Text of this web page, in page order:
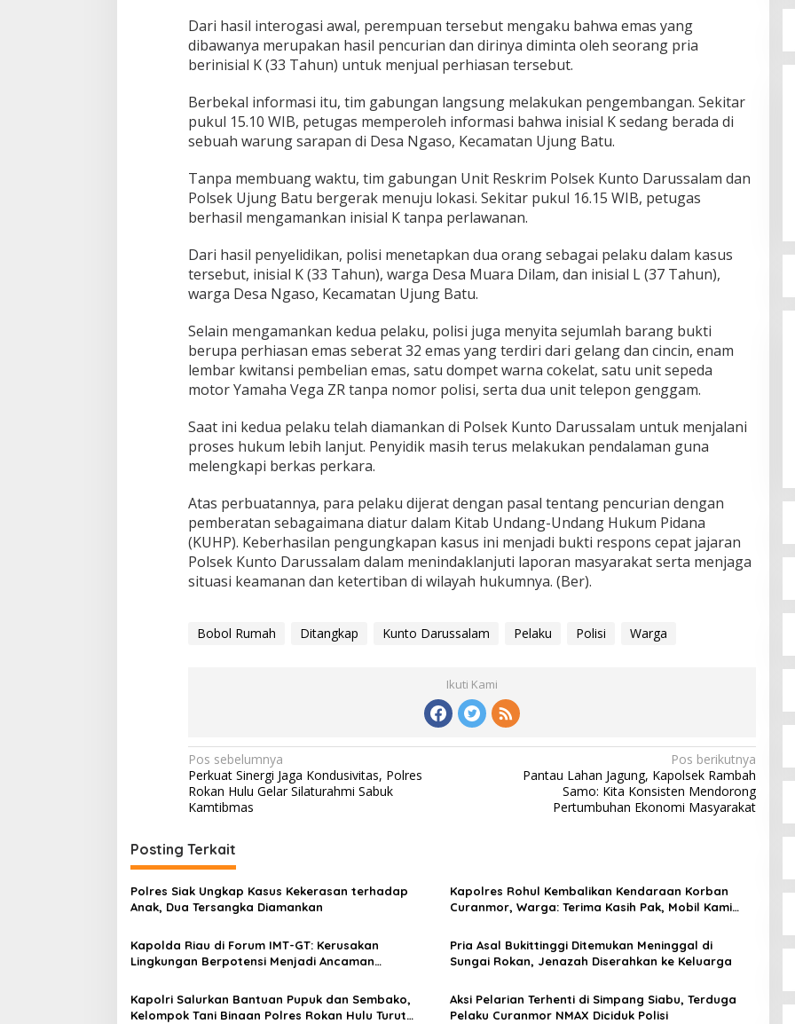
Dari hasil interogasi awal, perempuan tersebut mengaku bahwa emas yang
dibawanya merupakan hasil pencurian dan dirinya diminta oleh seorang pria
berinisial K (33 Tahun) untuk menjual perhiasan tersebut.
Berbekal informasi itu, tim gabungan langsung melakukan pengembangan. Sekitar
pukul 15.10 WIB, petugas memperoleh informasi bahwa inisial K sedang berada di
sebuah warung sarapan di Desa Ngaso, Kecamatan Ujung Batu.
Tanpa membuang waktu, tim gabungan Unit Reskrim Polsek Kunto Darussalam dan
Polsek Ujung Batu bergerak menuju lokasi. Sekitar pukul 16.15 WIB, petugas
berhasil mengamankan inisial K tanpa perlawanan.
Dari hasil penyelidikan, polisi menetapkan dua orang sebagai pelaku dalam kasus
tersebut, inisial K (33 Tahun), warga Desa Muara Dilam, dan inisial L (37 Tahun),
warga Desa Ngaso, Kecamatan Ujung Batu.
Selain mengamankan kedua pelaku, polisi juga menyita sejumlah barang bukti
berupa perhiasan emas seberat 32 emas yang terdiri dari gelang dan cincin, enam
lembar kwitansi pembelian emas, satu dompet warna cokelat, satu unit sepeda
motor Yamaha Vega ZR tanpa nomor polisi, serta dua unit telepon genggam.
Saat ini kedua pelaku telah diamankan di Polsek Kunto Darussalam untuk menjalani
proses hukum lebih lanjut. Penyidik masih terus melakukan pendalaman guna
melengkapi berkas perkara.
Atas perbuatannya, para pelaku dijerat dengan pasal tentang pencurian dengan
pemberatan sebagaimana diatur dalam Kitab Undang-Undang Hukum Pidana
(KUHP). Keberhasilan pengungkapan kasus ini menjadi bukti respons cepat jajaran
Polsek Kunto Darussalam dalam menindaklanjuti laporan masyarakat serta menjaga
situasi keamanan dan ketertiban di wilayah hukumnya. (Ber).
Bobol Rumah Ditangkap Kunto Darussalam Pelaku Polisi Warga
Ikuti Kami
Navigasi
pos
Pos sebelumnya
Perkuat Sinergi Jaga Kondusivitas, Polres
Rokan Hulu Gelar Silaturahmi Sabuk
Kamtibmas
Pos berikutnya
Pantau Lahan Jagung, Kapolsek Rambah
Samo: Kita Konsisten Mendorong
Pertumbuhan Ekonomi Masyarakat
Posting Terkait
Polres Siak Ungkap Kasus Kekerasan terhadap
Anak, Dua Tersangka Diamankan
Kapolres Rohul Kembalikan Kendaraan Korban
Curanmor, Warga: Terima Kasih Pak, Mobil Kami
Kapolda Riau di Forum IMT-GT: Kerusakan
Lingkungan Berpotensi Menjadi Ancaman
Pria Asal Bukittinggi Ditemukan Meninggal di
Sungai Rokan, Jenazah Diserahkan ke Keluarga
Kapolri Salurkan Bantuan Pupuk dan Sembako,
Kelompok Tani Binaan Polres Rokan Hulu Turut
Aksi Pelarian Terhenti di Simpang Siabu, Terduga
Pelaku Curanmor NMAX Diciduk Polisi